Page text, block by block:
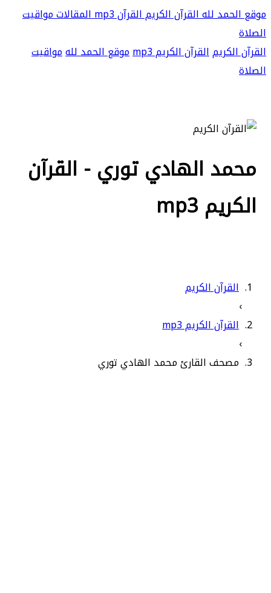
موقع الحمد للهالقرآن الكريمالقرآن mp3 المقالاتمواقيت
الصلاة
القرآن الكريمالقرآن الكريم mp3 موقع الحمد للهمواقيت
الصلاة
محمد الهادي توري - القرآن
الكريم mp3
القرآن الكريم
›
القرآن الكريم mp3
›
مصحف القارئ محمد الهادي توري